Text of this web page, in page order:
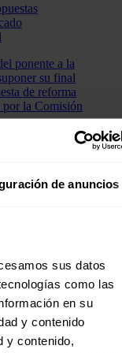
de anuncios
sus datos
como las
en su
y contenido
y contenido,
ponente a la
su final
de reforma
por la Comisión
entre la entrada
la demanda se
acoplen los